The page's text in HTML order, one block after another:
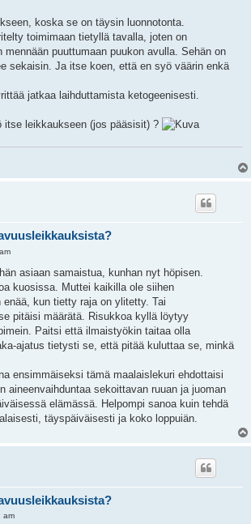
koska se on täysin luonnotonta.
toimimaan tietyllä tavalla, joten on
mennään puuttumaan puukon avulla. Sehän on
sekaisin. Ja itse koen, että en syö väärin enkä
jatkaa laihduttamista ketogeenisesti.
itse leikkaukseen (jos pääsisit) ?
asiaan samaistua, kunhan nyt höpisen.
kuosissa. Muttei kaikilla ole siihen
kun tietty raja on ylitetty. Tai
pitäisi määrätä. Risukkoa kyllä löytyy
Paitsi että ilmaistyökin taitaa olla
ajatus tietysti se, että pitää kuluttaa se, minkä
ensimmäiseksi tämä maalaislekuri ehdottaisi
aineenvaihduntaa sekoittavan ruuan ja juoman
elämässä. Helpompi sanoa kuin tehdä
täyspäiväisesti ja koko loppuiän.
am